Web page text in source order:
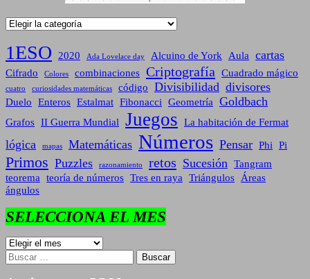
Categorías
1ESO 2020 Ada Lovelace day Alcuino de York Aula cartas
Cifrado Colores combinaciones Criptografía Cuadrado mágico
cuatro curiosidades matemáticas código Divisibilidad divisores
Duelo Enteros Estalmat Fibonacci Geometría Goldbach
Grafos II Guerra Mundial Juegos La habitación de Fermat
lógica mapas Matemáticas Números Pensar Phi Pi
Primos Puzzles razonamiento retos Sucesión
Tangram
teorema
teoría de números Tres en raya Triángulos
Áreas
ángulos
SELECCIONA EL MES
SELECCIONA
EL
MES
Buscar: